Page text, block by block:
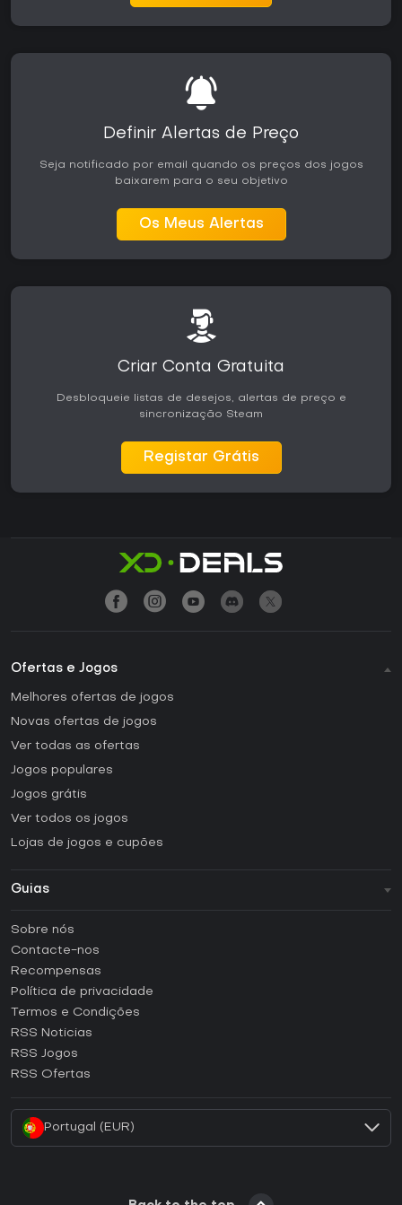
Definir Alertas de Preço
Seja notificado por email quando os preços dos jogos
baixarem para o seu objetivo
Os Meus Alertas
Criar Conta Gratuita
Desbloqueie listas de desejos, alertas de preço e
sincronização Steam
Registar Grátis
Ofertas e Jogos
Melhores ofertas de jogos
Novas ofertas de jogos
Ver todas as ofertas
Jogos populares
Jogos grátis
Ver todos os jogos
Lojas de jogos e cupões
Guias
Como ativar uma CD Key Steam?
Como ativar uma CD Key Epic Games?
Como ativar uma CD Key GOG?
Como ativar uma CD Key Ubisoft Connect?
Sobre nós
Contacte-nos
Recompensas
Política de privacidade
Termos e Condições
RSS Noticias
RSS Jogos
RSS Ofertas
Portugal (EUR)